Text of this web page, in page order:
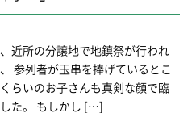
近所の分譲地で地鎮祭が行われ
参列者が玉串を捧げているとこ
らいのお子さんも真剣な顔で臨
た。 もしかし […]